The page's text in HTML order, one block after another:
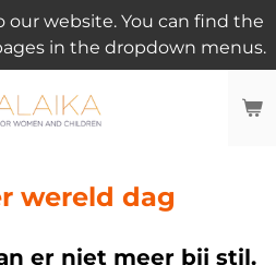
our website. You can find the
in the dropdown menus.
wereld dag
er niet meer bij stil.